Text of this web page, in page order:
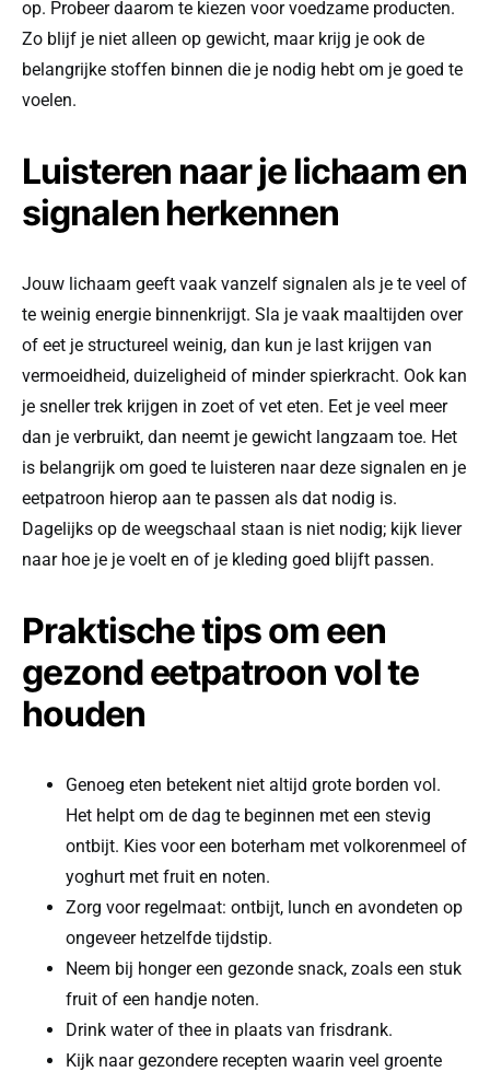
op. Probeer daarom te kiezen voor voedzame producten.
Zo blijf je niet alleen op gewicht, maar krijg je ook de
belangrijke stoffen binnen die je nodig hebt om je goed te
voelen.
Luisteren naar je lichaam en
signalen herkennen
Jouw lichaam geeft vaak vanzelf signalen als je te veel of
te weinig energie binnenkrijgt. Sla je vaak maaltijden over
of eet je structureel weinig, dan kun je last krijgen van
vermoeidheid, duizeligheid of minder spierkracht. Ook kan
je sneller trek krijgen in zoet of vet eten. Eet je veel meer
dan je verbruikt, dan neemt je gewicht langzaam toe. Het
is belangrijk om goed te luisteren naar deze signalen en je
eetpatroon hierop aan te passen als dat nodig is.
Dagelijks op de weegschaal staan is niet nodig; kijk liever
naar hoe je je voelt en of je kleding goed blijft passen.
Praktische tips om een
gezond eetpatroon vol te
houden
Genoeg eten betekent niet altijd grote borden vol.
Het helpt om de dag te beginnen met een stevig
ontbijt. Kies voor een boterham met volkorenmeel of
yoghurt met fruit en noten.
Zorg voor regelmaat: ontbijt, lunch en avondeten op
ongeveer hetzelfde tijdstip.
Neem bij honger een gezonde snack, zoals een stuk
fruit of een handje noten.
Drink water of thee in plaats van frisdrank.
Kijk naar gezondere recepten waarin veel groente